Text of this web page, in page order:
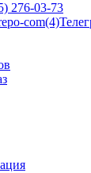
276-03-73